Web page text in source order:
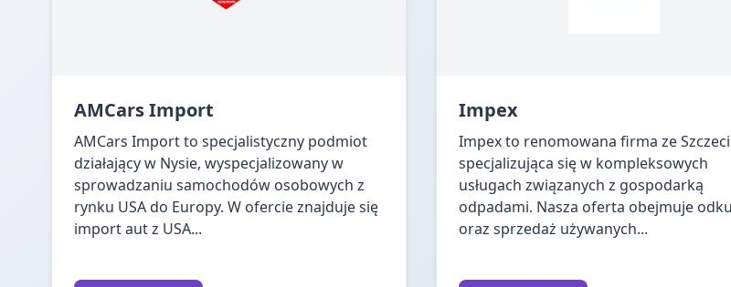
AMCars Import
AMCars Import to specjalistyczny podmiot
działający w Nysie, wyspecjalizowany w
sprowadzaniu samochodów osobowych z
rynku USA do Europy. W ofercie znajduje się
import aut z USA...
Impex
Impex to renomowana firma ze
specjalizująca się w kompleksowych
usługach związanych z gospodarką
odpadami. Nasza oferta obejmuje
oraz sprzedaż używanych...